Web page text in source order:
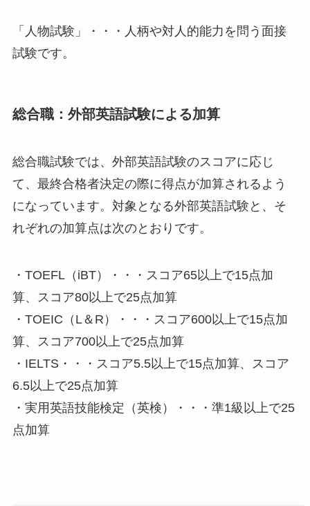
「人物試験」・・・人柄や対人的能力を問う面接
試験です。
総合職：外部英語試験による加算
総合職試験では、外部英語試験のスコアに応じ
て、最終合格者決定の際に得点が加算されるよう
になっています。対象となる外部英語試験と、そ
れぞれの加算点は次のとおりです。
・TOEFL（iBT）・・・スコア65以上で15点加
算、スコア80以上で25点加算
・TOEIC（L＆R）・・・スコア600以上で15点加
算、スコア700以上で25点加算
・IELTS・・・スコア5.5以上で15点加算、スコア
6.5以上で25点加算
・実用英語技能検定（英検）・・・準1級以上で25
点加算